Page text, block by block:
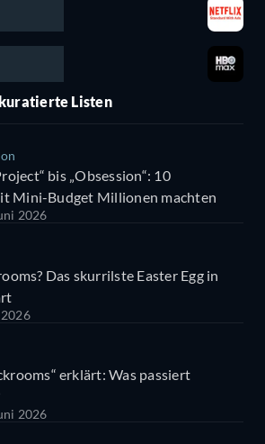
Listen
bis „Obsession“: 10
Mini-Budget Millionen machten
2026
Das skurrilste Easter Egg in
erklärt: Was passiert
2026